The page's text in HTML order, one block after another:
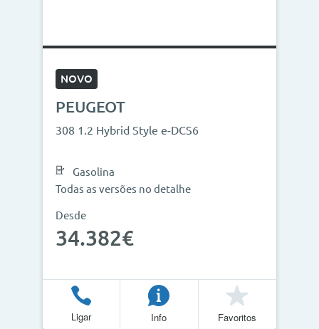
NOVO
PEUGEOT
308 1.2 Hybrid Style e-DCS6
Gasolina
Todas as versões no detalhe
Desde
34.382€
Ligar Info Favoritos